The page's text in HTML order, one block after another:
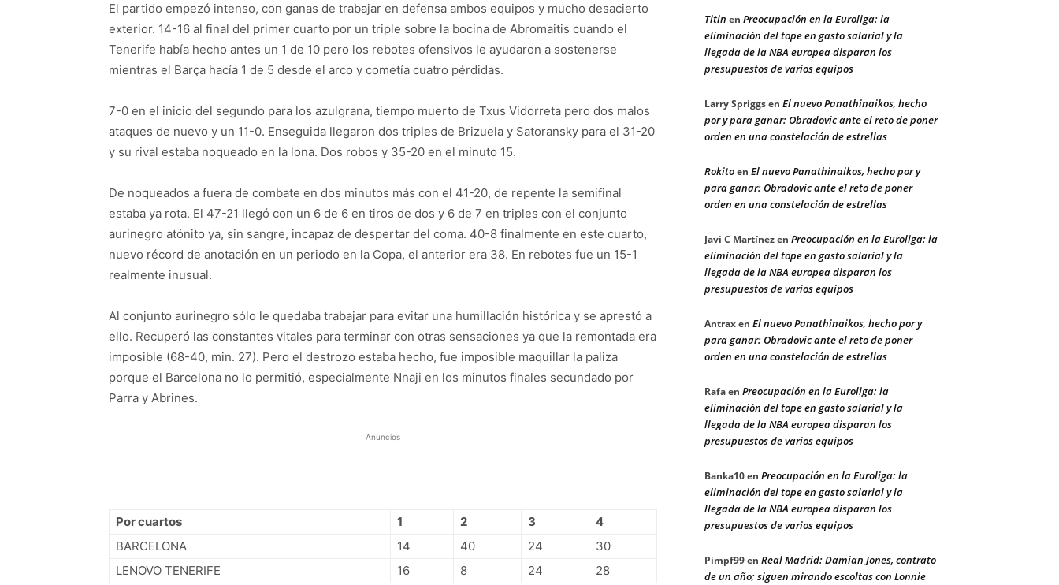
El partido empezó intenso, con ganas de trabajar en defensa ambos equipos y mucho desacierto
exterior. 14-16 al final del primer cuarto por un triple sobre la bocina de Abromaitis cuando el
Tenerife había hecho antes un 1 de 10 pero los rebotes ofensivos le ayudaron a sostenerse
mientras el Barça hacía 1 de 5 desde el arco y cometía cuatro pérdidas.
7-0 en el inicio del segundo para los azulgrana, tiempo muerto de Txus Vidorreta pero dos malos
ataques de nuevo y un 11-0. Enseguida llegaron dos triples de Brizuela y Satoransky para el 31-20
y su rival estaba noqueado en la lona. Dos robos y 35-20 en el minuto 15.
De noqueados a fuera de combate en dos minutos más con el 41-20, de repente la semifinal
estaba ya rota. El 47-21 llegó con un 6 de 6 en tiros de dos y 6 de 7 en triples con el conjunto
aurinegro atónito ya, sin sangre, incapaz de despertar del coma. 40-8 finalmente en este cuarto,
nuevo récord de anotación en un periodo en la Copa, el anterior era 38. En rebotes fue un 15-1
realmente inusual.
Al conjunto aurinegro sólo le quedaba trabajar para evitar una humillación histórica y se aprestó a
ello. Recuperó las constantes vitales para terminar con otras sensaciones ya que la remontada era
imposible (68-40, min. 27). Pero el destrozo estaba hecho, fue imposible maquillar la paliza
porque el Barcelona no lo permitió, especialmente Nnaji en los minutos finales secundado por
Parra y Abrines.
Anuncios
Por cuartos 1 2 3
4
BARCELONA
14 40 24
30
LENOVO TENERIFE
16 8 24 28
Titin en Preocupación en la Euroliga: la
eliminación del tope en gasto salarial y la
llegada de la NBA europea disparan los
presupuestos de varios equipos
Larry Spriggsen El nuevo Panathinaikos, hecho
por y para ganar: Obradovic ante el reto de poner
orden en una constelación de estrellas
Rokitoen El nuevo Panathinaikos, hecho por y
para ganar: Obradovic ante el reto de poner
orden en una constelación de estrellas
Javi C Martínezen Preocupación en la Euroliga: la
eliminación del tope en gasto salarial y la
llegada de la NBA europea disparan los
presupuestos de varios equipos
Antraxen El nuevo Panathinaikos, hecho por y
para ganar: Obradovic ante el reto de poner
orden en una constelación de estrellas
Rafaen Preocupación en la Euroliga: la
eliminación del tope en gasto salarial y la
llegada de la NBA europea disparan los
presupuestos de varios equipos
Banka10en Preocupación en la Euroliga: la
eliminación del tope en gasto salarial y la
llegada de la NBA europea disparan los
presupuestos de varios equipos
Pimpf99en Real Madrid: Damian Jones, contrato
de un año; siguen mirando escoltas con Lonnie